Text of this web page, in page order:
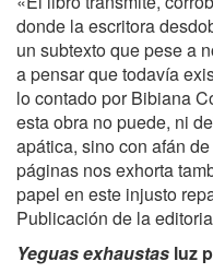
donde la escritora
un subtexto que pese a
a pensar que todavía
lo contado por Bibiana
esta obra no puede, ni
apática, sino con afán
páginas nos exhorta
papel en este injusto
Publicación de la
Yeguas exhaustas luz